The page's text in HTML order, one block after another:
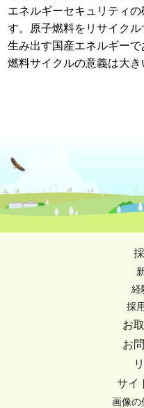
エネルギーセキュリティ
す。原子燃料をリサイク
生み出す国産エネルギー
燃料サイクルの意義は大き
経
採
お
お
サイ
画像の